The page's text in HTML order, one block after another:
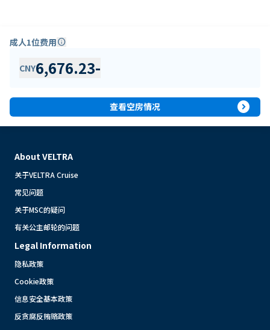
成人1位费用info
CNY6,676.23-
查看空房情况 expand_circle_right
About VELTRA
关于VELTRA Cruise
常见问题
关于MSC的疑问
有关公主邮轮的问题
Legal Information
隐私政策
Cookie政策
信息安全基本政策
反贪腐反贿赂政策